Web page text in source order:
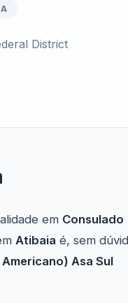
District
em Consulado
Atibaia é, sem
Asa Sul